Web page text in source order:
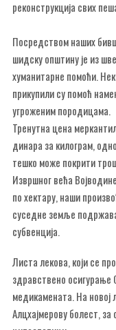
реконструкција свих
Посредством наших
шидску општину је из
хуманитарне помоћи.
прикупили су помоћ
угроженим породицама.
Тренутна цена
динара за килограм,
тешко може покрити
Извршног већа
по хектару, наши
суседне земље
субвенција.
Листа лекова, који се
здравствено осигурање
медикамената. На новој
Алцхајмерову болест,